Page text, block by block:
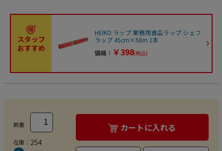
スタッフ
おすすめ
HEIKO ラップ 業務用食品ラップ シェフ
ラップ 45cm×50m 1本
価格： ￥398(税込)
数量
在庫： 254
カートに入れる